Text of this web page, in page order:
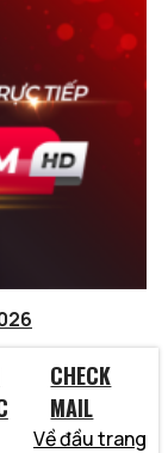
CHECK
MAIL
Về đầu trang